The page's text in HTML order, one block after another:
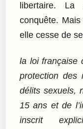
libertaire.
conquête.
elle cesse de
la loi française
protection des
délits sexuels,
15 ans et de
inscrit